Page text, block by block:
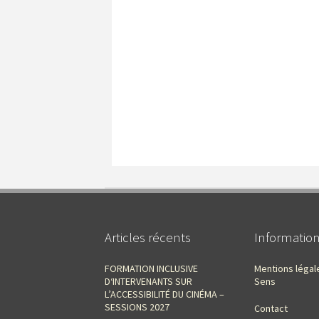
Articles récents
FORMATION INCLUSIVE
D‘INTERVENANTS SUR
L’ACCESSIBILITÉ DU CINÉMA –
SESSIONS 2027
Mentions
Sens
Contact